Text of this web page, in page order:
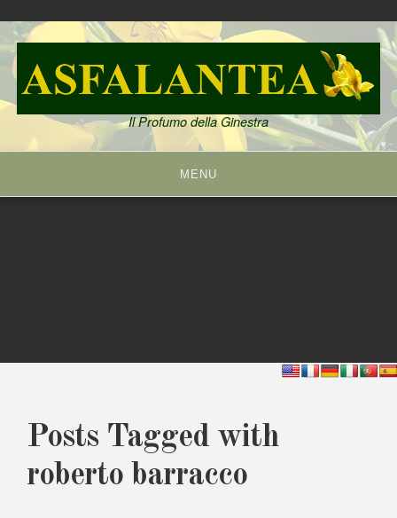
Skip
to
content
Il Profumo della Ginestra
MENU
Posts Tagged with
roberto barracco